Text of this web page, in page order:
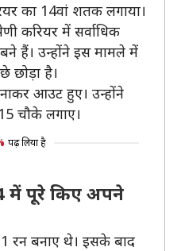
का 14वां शतक लगाया।
करियर में सर्वाधिक
हैं। उन्होंने इस मामले में
छोड़ा है।
आउट हुए। उन्होंने
चौके लगाए।
पढ़ लिया है
में पूरे किए अपने
रन बनाए थे। इसके बाद